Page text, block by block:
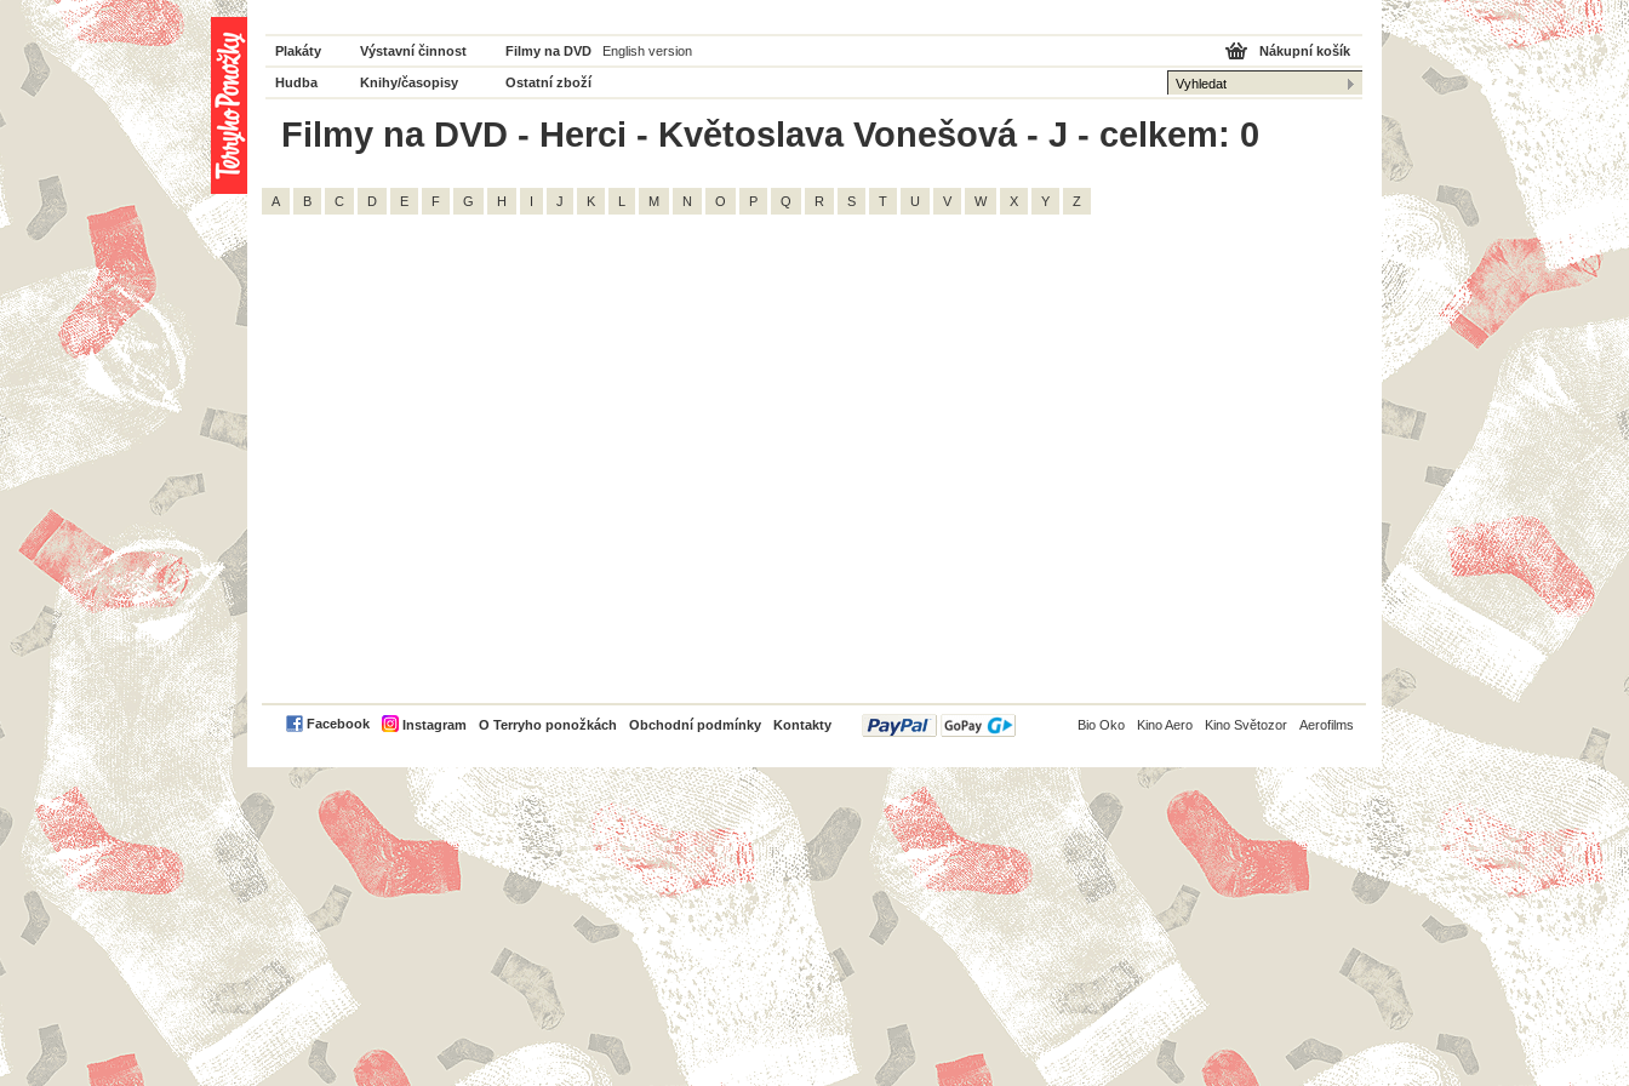
Plakáty Výstavní činnost Filmy na DVD English version
Hudba Knihy/časopisy Ostatní zboží
Nákupní košík
Filmy na DVD - Herci - Květoslava Vonešová - J - celkem: 0
A B C D E F G H I J K L M N O P Q R S T U V W X Y Z
Facebook Instagram O Terryho ponožkách Obchodní podmínky Kontakty
PayPal Bio Oko Kino Aero Kino Světozor Aerofilms